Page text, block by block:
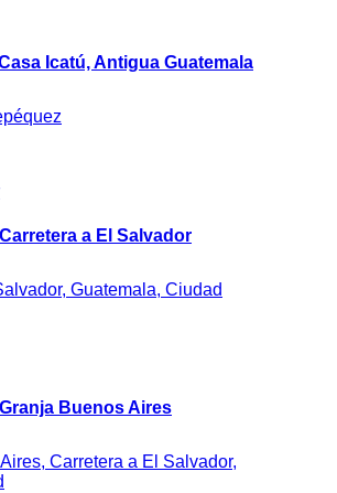
Icatú, Antigua Guatemala
a El Salvador
Guatemala, Ciudad
Buenos Aires
Carretera a El Salvador,